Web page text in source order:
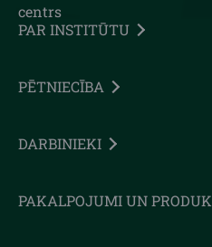
centrs
PAR INSTITŪTU
PĒTNIECĪBA
DARBINIEKI
PAKALPOJUMI UN